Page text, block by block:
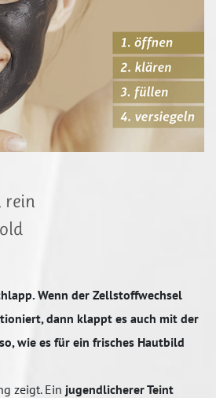
rein
Wenn der Zellstoffwechsel
dann klappt es auch mit der
wie es für ein frisches Hautbild
zeigt. Ein jugendlicherer Teint